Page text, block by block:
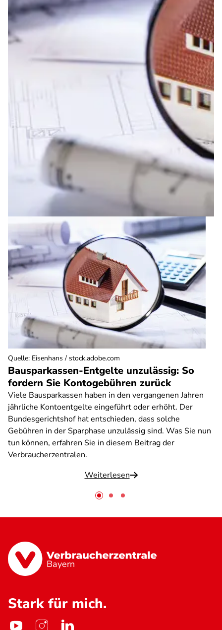
Bausparkassen-Entgelte unzulässig: So
fordern Sie Kontogebühren zurück
Viele Bausparkassen haben in den vergangenen Jahren
jährliche Kontoentgelte eingeführt oder erhöht. Der
Bundesgerichtshof hat entschieden, dass solche
Gebühren in der Sparphase unzulässig sind. Was Sie nun
tun können, erfahren Sie in diesem Beitrag der
Verbraucherzentralen.
Weiterlesen
Quelle: Eisenhans / stock.adobe.com
Bayern
Stark für mich.